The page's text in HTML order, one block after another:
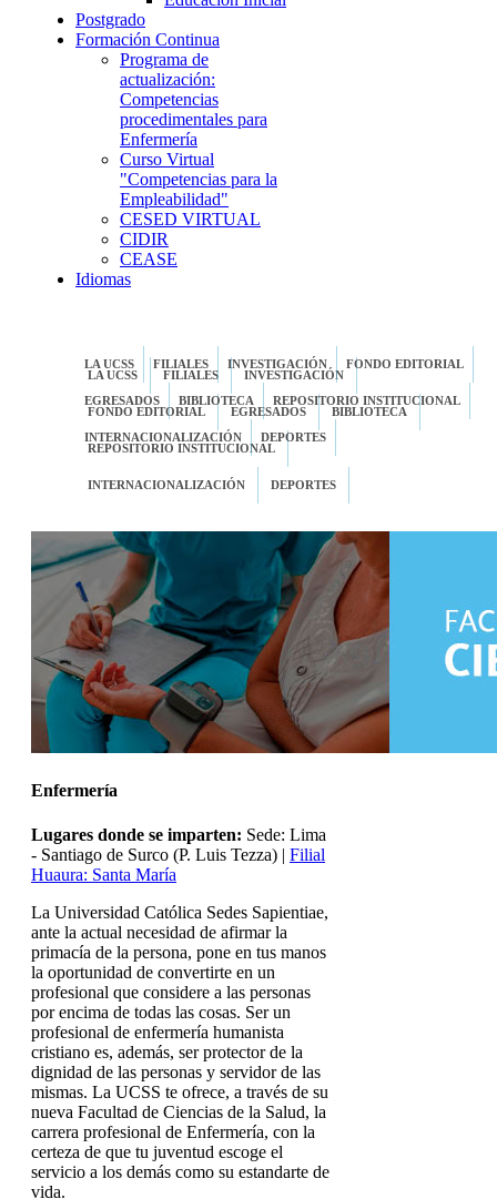
Postgrado
Formación Continua
Programa de
actualización:
Competencias
procedimentales para
Enfermería
Curso Virtual
"Competencias para la
Empleabilidad"
CESED VIRTUAL
CIDIR
CEASE
Idiomas
LA UCSS FILIALES INVESTIGACIÓN FONDO EDITORIAL
EGRESADOS BIBLIOTECA REPOSITORIO INSTITUCIONAL
INTERNACIONALIZACIÓN DEPORTES
LA UCSS FILIALES INVESTIGACIÓN
FONDO EDITORIAL EGRESADOS BIBLIOTECA
REPOSITORIO INSTITUCIONAL
INTERNACIONALIZACIÓN DEPORTES
Enfermería
Lugares donde se imparten: Sede: Lima
- Santiago de Surco (P. Luis Tezza) | Filial
Huaura: Santa María
La Universidad Católica Sedes Sapientiae,
ante la actual necesidad de afirmar la
primacía de la persona, pone en tus manos
la oportunidad de convertirte en un
profesional que considere a las personas
por encima de todas las cosas. Ser un
profesional de enfermería humanista
cristiano es, además, ser protector de la
dignidad de las personas y servidor de las
mismas. La UCSS te ofrece, a través de su
nueva Facultad de Ciencias de la Salud, la
carrera profesional de Enfermería, con la
certeza de que tu juventud escoge el
servicio a los demás como su estandarte de
vida.